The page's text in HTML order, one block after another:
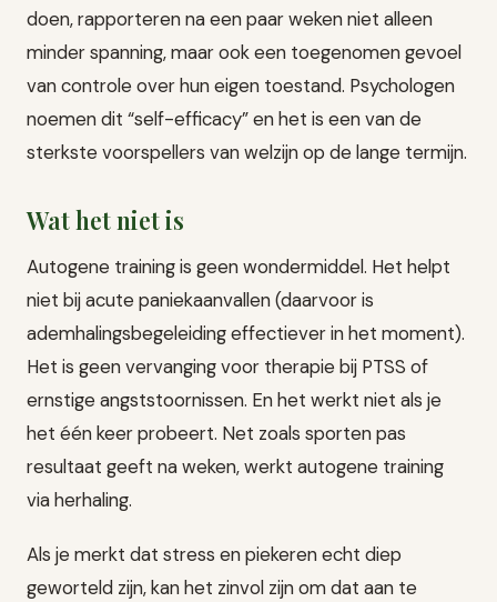
doen, rapporteren na een paar weken niet alleen
minder spanning, maar ook een toegenomen gevoel
van controle over hun eigen toestand. Psychologen
noemen dit “self-efficacy” en het is een van de
sterkste voorspellers van welzijn op de lange termijn.
Wat het niet is
Autogene training is geen wondermiddel. Het helpt
niet bij acute paniekaanvallen (daarvoor is
ademhalingsbegeleiding effectiever in het moment).
Het is geen vervanging voor therapie bij PTSS of
ernstige angststoornissen. En het werkt niet als je
het één keer probeert. Net zoals sporten pas
resultaat geeft na weken, werkt autogene training
via herhaling.
Als je merkt dat stress en piekeren echt diep
geworteld zijn, kan het zinvol zijn om dat aan te